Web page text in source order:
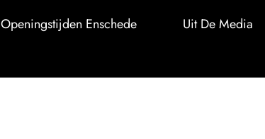
Openingstijden Enschede Uit De Media